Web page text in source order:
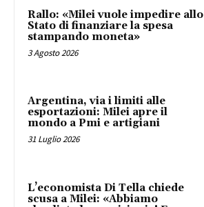
Rallo: «Milei vuole impedire allo
Stato di finanziare la spesa
stampando moneta»
3 Agosto 2026
Argentina, via i limiti alle
esportazioni: Milei apre il
mondo a Pmi e artigiani
31 Luglio 2026
L’economista Di Tella chiede
scusa a Milei: «Abbiamo